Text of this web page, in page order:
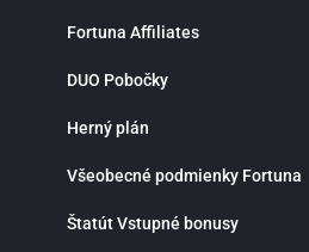
jednom mieste.
Fortuna Affiliates
DUO Pobočky
Herný plán
Všeobecné podmienky Fortuna
Štatút Vstupné bonusy